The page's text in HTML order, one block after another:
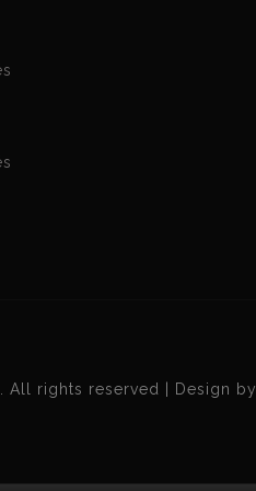
All rights reserved | Design by